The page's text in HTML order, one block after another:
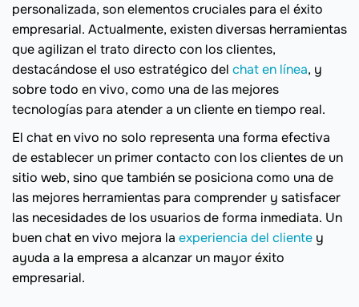
personalizada, son elementos cruciales para el éxito
empresarial. Actualmente, existen diversas herramientas
que agilizan el trato directo con los clientes,
destacándose el uso estratégico del chat en línea, y
sobre todo en vivo, como una de las mejores
tecnologías para atender a un cliente en tiempo real.
El chat en vivo no solo representa una forma efectiva
de establecer un primer contacto con los clientes de un
sitio web, sino que también se posiciona como una de
las mejores herramientas para comprender y satisfacer
las necesidades de los usuarios de forma inmediata. Un
buen chat en vivo mejora la experiencia del cliente y
ayuda a la empresa a alcanzar un mayor éxito
empresarial.